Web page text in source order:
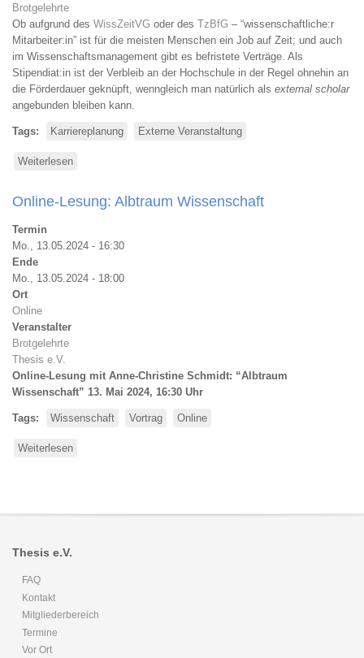
Brotgelehrte
Ob aufgrund des WissZeitVG oder des TzBfG – “wissenschaftliche:r
Mitarbeiter:in” ist für die meisten Menschen ein Job auf Zeit; und auch
im Wissenschaftsmanagement gibt es befristete Verträge. Als
Stipendiat:in ist der Verbleib an der Hochschule in der Regel ohnehin an
die Förderdauer geknüpft, wenngleich man natürlich als external scholar
angebunden bleiben kann.
Tags Karriereplanung Externe Veranstaltung
Weiterlesen
Leaving
Online-Lesung: Albtraum Wissenschaft
Termin
Mo., 13.05.2024 - 16:30
Ende
Mo., 13.05.2024 - 18:00
Ort
Online
Veranstalter
Brotgelehrte
Thesis e.V.
Online-Lesung mit Anne-Christine Schmidt: “Albtraum
Wissenschaft” 13. Mai 2024, 16:30 Uhr
Tags Wissenschaft Vortrag Online
Weiterlesen
Wissenschaft
Thesis e.V.
FAQ
Kontakt
Mitgliederbereich
Termine
Vor Ort